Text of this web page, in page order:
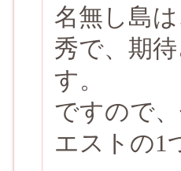
名無し島
秀で、期
す。
ですので
エストの1